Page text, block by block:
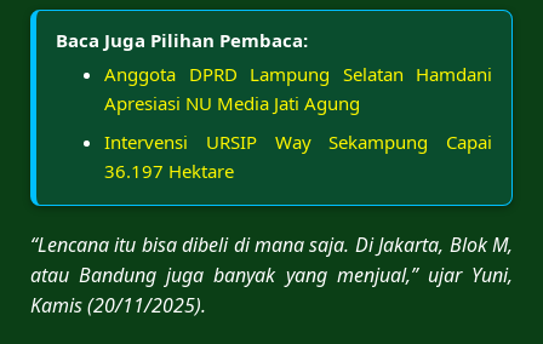
Baca Juga Pilihan Pembaca:
Anggota DPRD Lampung Selatan Hamdani
Apresiasi NU Media Jati Agung
Intervensi URSIP Way Sekampung Capai
36.197 Hektare
“Lencana itu bisa dibeli di mana saja. Di Jakarta, Blok M,
atau Bandung juga banyak yang menjual,” ujar Yuni,
Kamis (20/11/2025).